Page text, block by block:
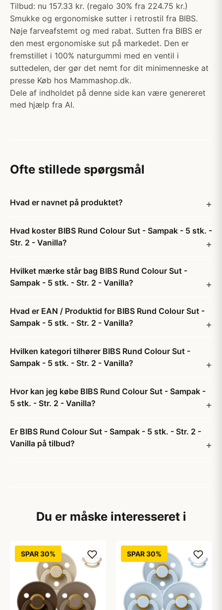
Tilbud: nu 157.33 kr. (regalo 30% fra 224.75 kr.)
Smukke og ergonomiske sutter i retrostil fra BIBS.
Nøje farveafstemt og med rabat. Sutten fra BIBS er
den mest ergonomiske sut på markedet. Den er
fremstillet i 100% naturgummi med en ventil i
suttedelen, der gør det nemt for dit minimenneske at
presse Køb hos Mammashop.dk.
Dele af indholdet på denne side kan være genereret
med hjælp fra AI.
Ofte stillede spørgsmål
Hvad er navnet på produktet?
Hvad koster BIBS Rund Colour Sut - Sampak - 5 stk. -
Str. 2 - Vanilla?
Hvilket mærke står bag BIBS Rund Colour Sut -
Sampak - 5 stk. - Str. 2 - Vanilla?
Hvad er EAN / Produktid for BIBS Rund Colour Sut -
Sampak - 5 stk. - Str. 2 - Vanilla?
Hvilken kategori tilhører BIBS Rund Colour Sut -
Sampak - 5 stk. - Str. 2 - Vanilla?
Hvor kan jeg købe BIBS Rund Colour Sut - Sampak -
5 stk. - Str. 2 - Vanilla?
Er BIBS Rund Colour Sut - Sampak - 5 stk. - Str. 2 -
Vanilla på tilbud?
Du er måske interesseret i
SPAR 30% SPAR 30%